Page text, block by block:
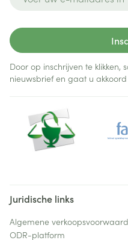
Door op inschrijven te klikken,
nieuwsbrief en gaat u
Juridische links
Algemene
ODR-platform